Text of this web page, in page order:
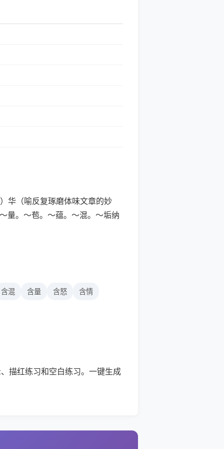
华（喻反复琢磨体味文章的妙
量。～苞。～蕴。～混。～垢纳
含混 含量 含怒 含情
描红练习和空白练习。一键生成